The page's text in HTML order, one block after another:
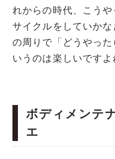
れからの時代、こう
サイクルをしていか
の周りで「どうやっ
いうのは楽しいですよ
ボディメンテ
エ